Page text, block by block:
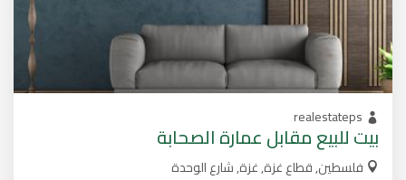
realestateps
بيت للبيع مقابل عمارة الصحابة
فلسطين, قطاع غزة, غزة, شارع الوحدة